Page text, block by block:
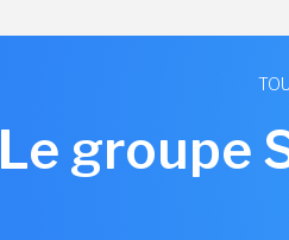
Le groupe